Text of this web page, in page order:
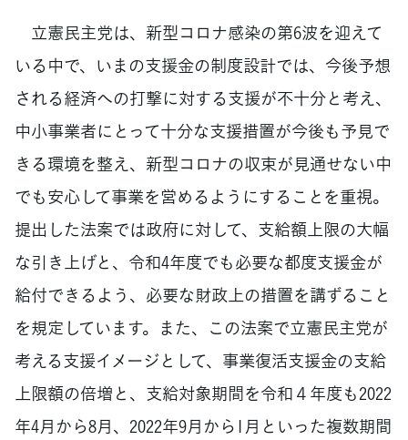
立憲民主党は、新型コロナ感染の第6波を迎えて
いる中で、いまの支援金の制度設計では、今後予想
される経済への打撃に対する支援が不十分と考え、
中小事業者にとって十分な支援措置が今後も予見で
きる環境を整え、新型コロナの収束が見通せない中
でも安心して事業を営めるようにすることを重視。
提出した法案では政府に対して、支給額上限の大幅
な引き上げと、令和4年度でも必要な都度支援金が
給付できるよう、必要な財政上の措置を講ずること
を規定しています。また、この法案で立憲民主党が
考える支援イメージとして、事業復活支援金の支給
上限額の倍増と、支給対象期間を令和４年度も2022
年4月から8月、2022年9月から1月といった複数期間